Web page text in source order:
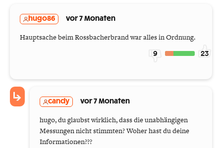
hugo86 vor 7 Monaten
Hauptsache beim Rossbacherbrand war alles in Ordnung.
9 23
candy vor 7 Monaten
hugo, du glaubst wirklich, dass die unabhängigen
Messungen nicht stimmten? Woher hast du deine
Informationen???